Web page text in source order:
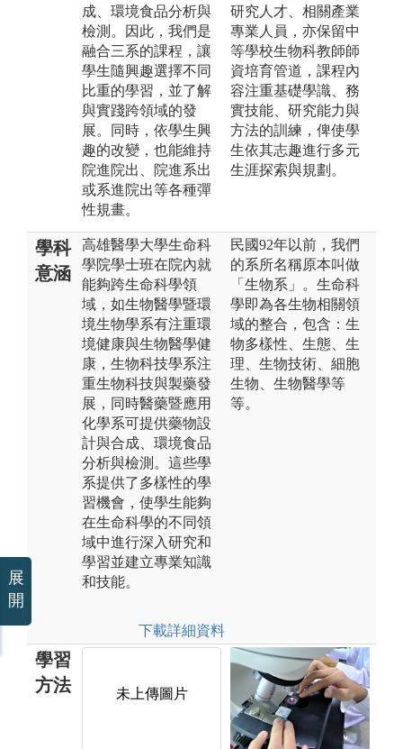
成、環境食品分析與
檢測。因此，我們是
融合三系的課程，讓
學生隨興趣選擇不同
比重的學習，並了解
與實踐跨領域的發
展。同時，依學生興
趣的改變，也能維持
院進院出、院進系出
或系進院出等各種彈
性規畫。
研究人才、相關產業
專業人員，亦保留中
等學校生物科教師師
資培育管道，課程內
容注重基礎學識、務
實技能、研究能力與
方法的訓練，俾使學
生依其志趣進行多元
生涯探索與規劃。
學科
意涵
高雄醫學大學生命科
學院學士班在院內就
能夠跨生命科學領
域，如生物醫學暨環
境生物學系有注重環
境健康與生物醫學健
康，生物科技學系注
重生物科技與製藥發
展，同時醫藥暨應用
化學系可提供藥物設
計與合成、環境食品
分析與檢測。這些學
系提供了多樣性的學
習機會，使學生能夠
在生命科學的不同領
域中進行深入研究和
學習並建立專業知識
和技能。
下載詳細資料
民國92年以前，我們
的系所名稱原本叫做
「生物系」。生命科
學即為各生物相關領
域的整合，包含：生
物多樣性、生態、生
理、生物技術、細胞
生物、生物醫學等
等。
學習
方法
未上傳圖片 未上傳圖片
展
開